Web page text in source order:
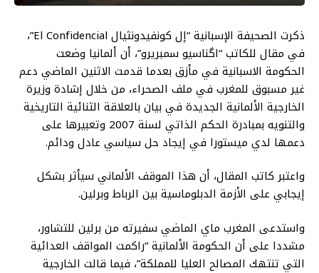
ذكرت الصحيفة الإسبانية “إل كونفيدونثيال El Confidencial”،
في مقال للكاتب “اگناسيو سمبريرو”، أن ألمانيا وضعت
الحكومة الاسبانية في مأزق بعدما قدمت الاثنين الماضي دعم
غير مسبوق للمغرب في ملف الصحراء، من خلال إشادة وزيرة
الخارجية الألمانية الجديدة في بيان بالعلاقة الثنائية التاريخية
والتنويه بمبادرة الحكم الذاتي لسنة 2007 وتعبيرها على
دعمها لدي ميستورا في إيجاد حل سياسي عادل ودائم.
واعتبر كاتب المقال، أن هذا الموقف الألماني سيأثر بشكل
إيجابي على الأزمة الدبلوماسية بين الرباط وبرلين.‌
واستدعى المغرب ماي الماضي سفيرته من برلين للتشاور،
مشددا على أن الحكومة الألمانية “راكمت المواقف العدائية
التي تنتهك المصالح العليا للمملكة”، فيما قالت الخارجية